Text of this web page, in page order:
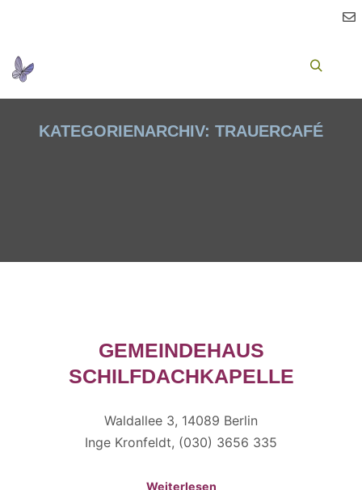
KATEGORIENARCHIV: TRAUERCAFÉ
GEMEINDEHAUS
SCHILFDACHKAPELLE
Waldallee 3, 14089 Berlin
Inge Kronfeldt, (030) 3656 335
Weiterlesen